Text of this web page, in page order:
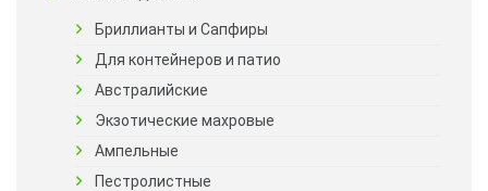
Бриллианты и Сапфиры
Для контейнеров и патио
Австралийские
Экзотические махровые
Ампельные
Пестролистные